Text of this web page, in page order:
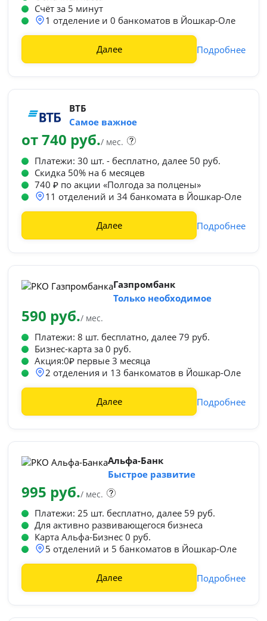
Счёт за 5 минут
1 отделение и 0 банкоматов в Йошкар-Оле
Далее Подробнее
ВТБ
Самое важное
от 740 руб./ мес.
Платежи: 30 шт. - бесплатно, далее 50 руб.
Cкидка 50% на 6 месяцев
740 ₽ по акции «Полгода за полцены»
11 отделений и 34 банкомата в Йошкар-Оле
Далее Подробнее
Газпромбанк
Только необходимое
590 руб./ мес.
Платежи: 8 шт. бесплатно, далее 79 руб.
Бизнес-карта за 0 руб.
Акция:0₽ первые 3 месяца
2 отделения и 13 банкоматов в Йошкар-Оле
Далее Подробнее
Альфа-Банк
Быстрое развитие
995 руб./ мес.
Платежи: 25 шт. бесплатно, далее 59 руб.
Для активно развивающегося бизнеса
Карта Альфа-Бизнес 0 руб.
5 отделений и 5 банкоматов в Йошкар-Оле
Далее Подробнее